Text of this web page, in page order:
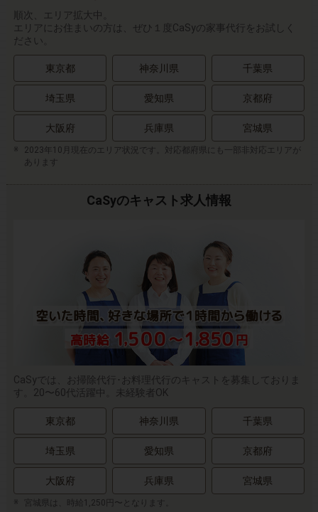
順次、エリア拡大中。
エリアにお住まいの方は、ぜひ１度CaSyの家事代行をお試しく
ださい。
東京都 神奈川県 千葉県
埼玉県 愛知県 京都府
大阪府 兵庫県 宮城県
2023年10月現在のエリア状況です。対応都府県にも一部非対応エリアが
あります
CaSyのキャスト求人情報
CaSyでは、お掃除代行･お料理代行のキャストを募集しておりま
す。20〜60代活躍中。未経験者OK
東京都 神奈川県 千葉県
埼玉県 愛知県 京都府
大阪府 兵庫県 宮城県
宮城県は、時給1,250円〜となります。